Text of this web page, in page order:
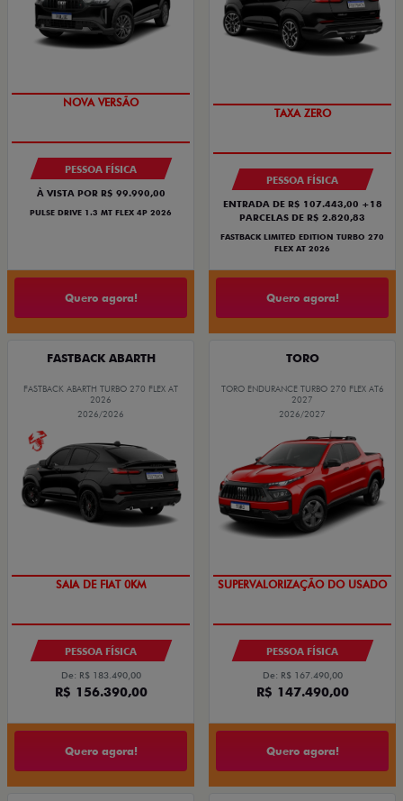
PREÇO IMPERDÍVEL
PESSOA FÍSICA
À VISTA POR R$ 99.990,00
PULSE DRIVE 1.3 MT FLEX 4P 2026
Quero agora!
PREÇO IMPERDÍVEL
PESSOA FÍSICA
ENTRADA DE R$ 107.443,00 +18
PARCELAS DE R$ 2.820,83
FASTBACK LIMITED EDITION TURBO 270
FLEX AT 2026
Quero agora!
FASTBACK ABARTH
FASTBACK ABARTH TURBO 270 FLEX AT
2026
2026/2026
SAIA DE FIAT 0KM
PESSOA FÍSICA
De: R$ 183.490,00
R$ 156.390,00
Quero agora!
TORO
TORO ENDURANCE TURBO 270 FLEX AT6
2027
2026/2027
SUPERVALORIZAÇÃO DO USADO
COM USADO NA TROCA
PESSOA FÍSICA
De: R$ 167.490,00
R$ 147.490,00
Quero agora!